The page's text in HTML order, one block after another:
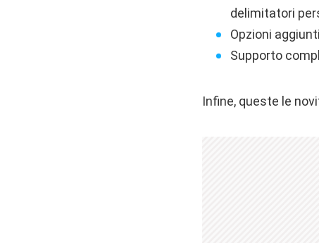
delimitatori
Opzioni
Supporto
Infine, queste le